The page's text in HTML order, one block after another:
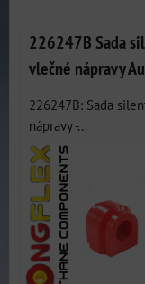
226247B Sada
vlečné nápravy
226247B: Sada
nápravy -...